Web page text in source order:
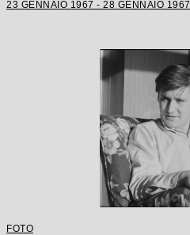
23 GENNAIO 1967 - 28 GENNAIO 1967
FOTO